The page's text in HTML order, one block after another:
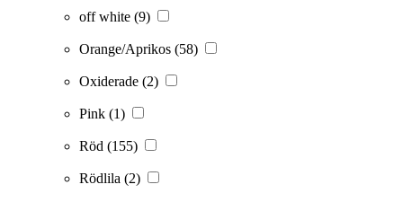
off white (9)
Orange/Aprikos (58)
Oxiderade (2)
Pink (1)
Röd (155)
Rödlila (2)